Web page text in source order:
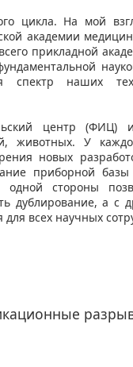
цикла. На мой
академии
прикладной
наших
центр (ФИЦ)
животных. У
новых
приборной
стороны
дублирование, а
всех научных